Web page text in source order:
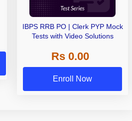
IBPS RRB PO | Clerk PYP Mock
Tests with Video Solutions
Rs 0.00
Enroll Now